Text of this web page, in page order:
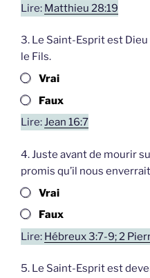
Lire: Matthieu 28:19
3. Le Saint-Esprit est
le Fils.
Vrai
Faux
Lire:Jean 16:7
4. Juste avant de mourir
promis qu’il nous
Vrai
Faux
Lire: Hébreux 3:7-9; 2
5. Le Saint-Esprit est